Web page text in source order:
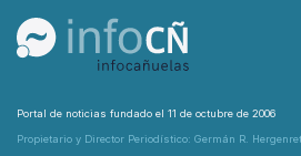
Portal de noticias fundado el 11 de octubre de 2006
Propietario y Director Periodístico: Germán R.